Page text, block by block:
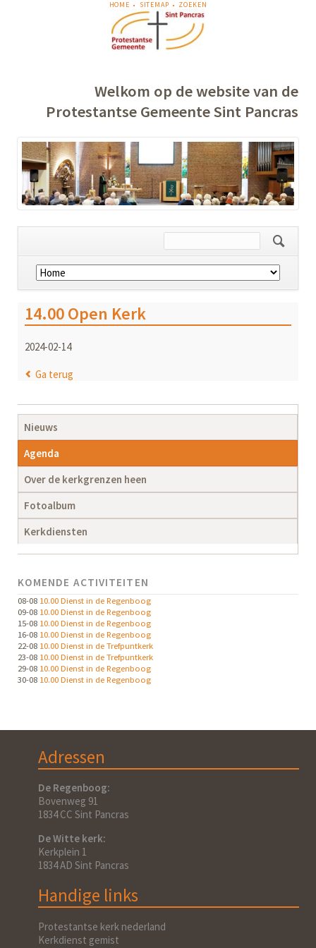
NAVIGATIE
OVERSLAAN
HOME SITEMAP ZOEKEN
Welkom op de website van de
Protestantse Gemeente Sint Pancras
Navigatie
overslaan
14.00 Open Kerk
2024-02-14
Ga terug
Navigatie
overslaan
Nieuws
Agenda
Over de kerkgrenzen heen
Fotoalbum
Kerkdiensten
KOMENDE ACTIVITEITEN
08-08 10.00 Dienst in de Regenboog
09-08 10.00 Dienst in de Regenboog
15-08 10.00 Dienst in de Regenboog
16-08 10.00 Dienst in de Regenboog
22-08 10.00 Dienst in de Trefpuntkerk
23-08 10.00 Dienst in de Trefpuntkerk
29-08 10.00 Dienst in de Regenboog
30-08 10.00 Dienst in de Regenboog
Adressen
De Regenboog:
Bovenweg 91
1834 CC Sint Pancras
De Witte kerk:
Kerkplein 1
1834 AD Sint Pancras
Handige links
Protestantse kerk nederland
Kerkdienst gemist